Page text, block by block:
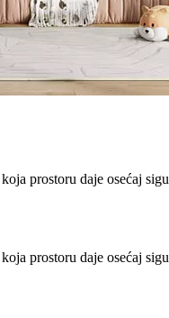
prostoru daje osećaj
prostoru daje osećaj